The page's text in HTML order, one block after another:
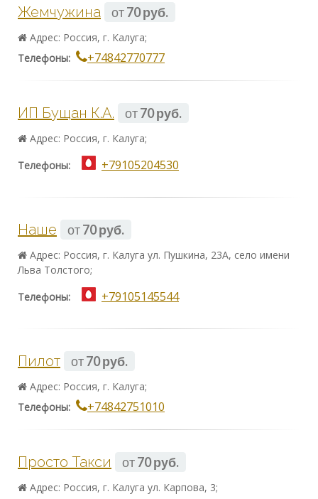
Жемчужина от70 руб.
Адрес: Россия, г. Калуга;
Телефоны:
+74842770777
ИП Бущан К.А. от70 руб.
Адрес: Россия, г. Калуга;
Телефоны: +79105204530
Наше от70 руб.
Адрес: Россия, г. Калуга ул. Пушкина, 23А, село имени
Льва Толстого;
Телефоны: +79105145544
Пилот от70 руб.
Адрес: Россия, г. Калуга;
Телефоны:
+74842751010
Просто Такси от70 руб.
Адрес: Россия, г. Калуга ул. Карпова, 3;